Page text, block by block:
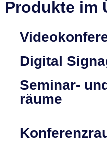
Produkte im
Digital
Seminar-
räume